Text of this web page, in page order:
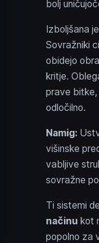
bolj
Izboljšana
Sovražniki
obidejo
kritje.
prave bitke,
odločilno.
Namig:
višinske
vabljive
sovražne
Ti sistemi
načinu kot
popolno za